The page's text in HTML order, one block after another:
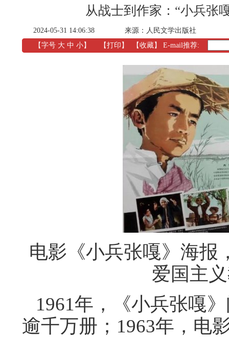
从战士到作家：“小兵张
2024-05-31 14:06:38
来源：人民文学出版社
【字号 大 中 小】 【打印 】 【收藏】 E-mail推荐:
电影《小兵张嘎》海报
爱国主
1961年，《小兵张嘎
逾千万册；1963年，电